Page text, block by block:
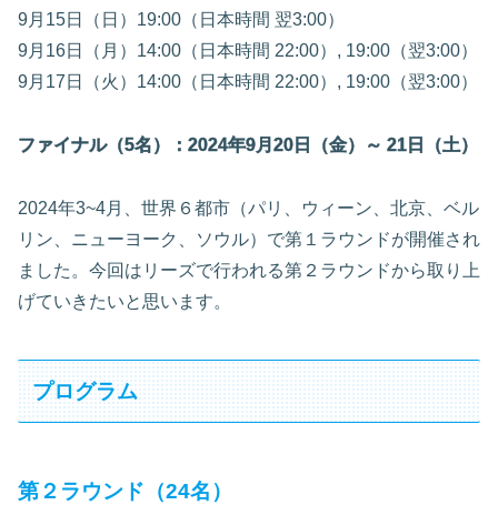
9月15日（日）19:00（日本時間 翌3:00）
9月16日（月）14:00（日本時間 22:00）, 19:00（翌3:00）
9月17日（火）14:00（日本時間 22:00）, 19:00（翌3:00）
ファイナル（5名）：2024年9月20日（金）～ 21日（土）
2024年3~4月、世界６都市（パリ、ウィーン、北京、ベル
リン、ニューヨーク、ソウル）で第１ラウンドが開催され
ました。今回はリーズで行われる第２ラウンドから取り上
げていきたいと思います。
プログラム
第２ラウンド（24名）